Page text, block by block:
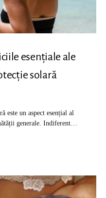
esențiale ale
solară
este un aspect esențial al
generale. Indiferent…